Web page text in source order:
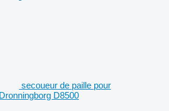
secoueur de paille pour
D8500